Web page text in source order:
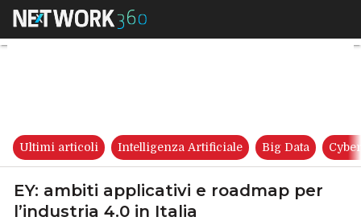
EY: ambiti applicativi e
Ultimi articoli Intelligenza Artificiale Big Data
EY: ambiti applicativi e roadmap per
l’industria 4.0 in Italia